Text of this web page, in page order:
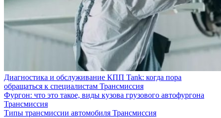
Диагностика и обслуживание КПП Tank: когда пора
обращаться к специалистам Трансмиссия
Фургон: что это такое, виды кузова грузового автофургона
Трансмиссия
Типы трансмиссии автомобиля Трансмиссия